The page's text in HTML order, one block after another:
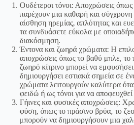
Ουδέτεροι τόνοι: Αποχρώσεις
παρέχουν μια καθαρή και
αίσθηση ηρεμίας, απλότητας και
τα συνδυάσετε εύκολα με
διακόσμηση.
Έντονα και ζωηρά χρώματα: Η
αποχρώσεις όπως το βαθύ μπλε, το
ζωηρό κίτρινο μπορεί να εμφυσήσει
δημιουργήσει εστιακά σημεία σε
χρώματα λειτουργούν καλύτερα
φειδώ ή ως τόνοι για να
Γήινες και φυσικές αποχρώσεις:
φύση, όπως το πράσινο βρύα, το
μπορούν να δημιουργήσουν μια